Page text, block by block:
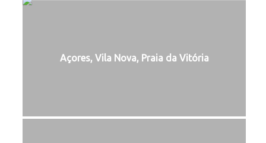
Açores, Vila Nova, Praia da Vitória